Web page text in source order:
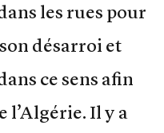
les rues pour
désarroi et
ce sens afin
l’Algérie. Il y a